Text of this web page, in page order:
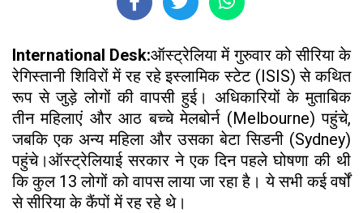
International Desk:ऑस्ट्रेलिया में गुरुवार को सीरिया के
रेगिस्तानी शिविरों में रह रहे इस्लामिक स्टेट (ISIS) से कथित
रूप से जुड़े लोगों की वापसी हुई। अधिकारियों के मुताबिक
तीन महिलाएं और आठ बच्चे मेलबोर्न (Melbourne) पहुंचे,
जबकि एक अन्य महिला और उसका बेटा सिडनी (Sydney)
पहुंचे।ऑस्ट्रेलियाई सरकार ने एक दिन पहले घोषणा की थी
कि कुल 13 लोगों को वापस लाया जा रहा है। ये सभी कई वर्षों
से सीरिया के कैंपों में रह रहे थे।